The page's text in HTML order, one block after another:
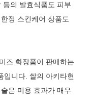
등의 발효식품도 피부
정 스킨케어 상품도
즈 화장품이 판매하는
입니다. 쌀의 아키타현
은 미용 효과가 매우